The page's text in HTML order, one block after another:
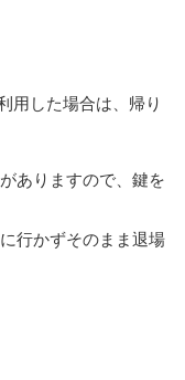
用した場合は、帰り
ありますので、鍵を
行かずそのまま退場